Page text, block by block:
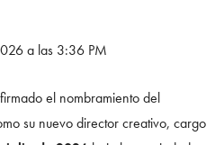
a las 3:36 PM
el nombramiento del
su nuevo director creativo, cargo